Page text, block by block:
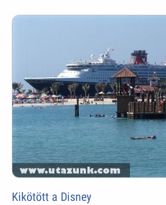
Kikötött a Disney